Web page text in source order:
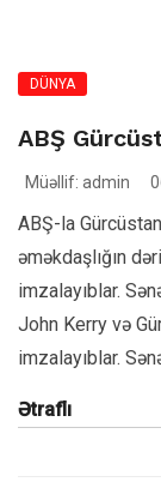
DÜNYA
ABŞ
Müəllif: admin
ABŞ-la
əməkdaşlığın
imzalayıblar.
John Kerry və
imzalayıblar.
Ətraflı